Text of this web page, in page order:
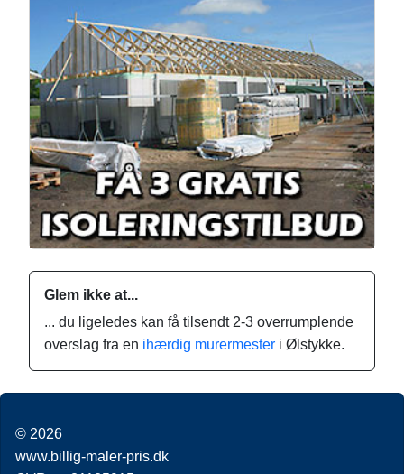
Glem ikke at...
... du ligeledes kan få tilsendt 2-3 overrumplende
overslag fra en ihærdig murermester i Ølstykke.
© 2026
www.billig-maler-pris.dk